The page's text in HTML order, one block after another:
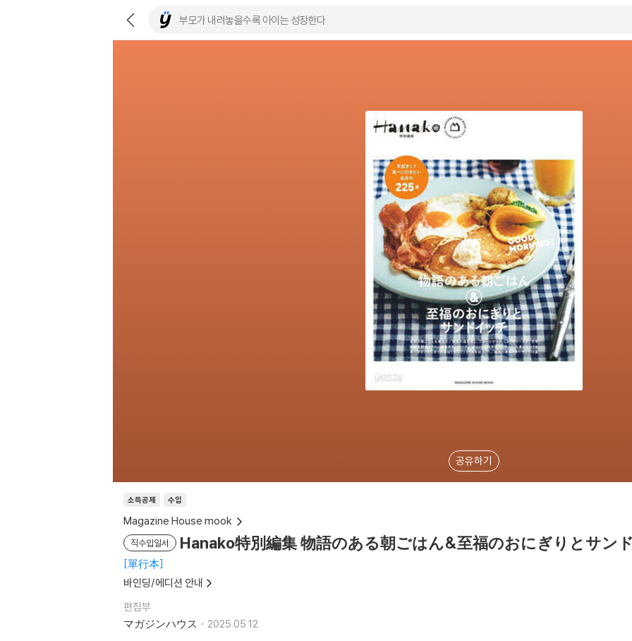
공유하기
소득공제 수입
Magazine House mook
직수입일서 Hanako特別編集 物語のある朝ごはん&至福のおにぎりとサン
單行本
바인딩/에디션 안내
편집부
マガジンハウス
2025.05.12.